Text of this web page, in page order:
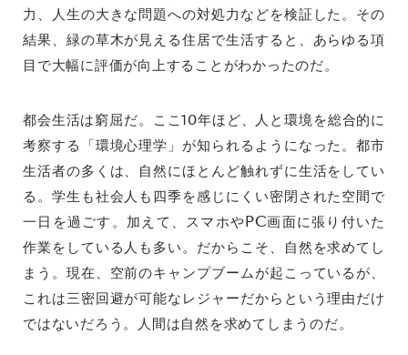
力、人生の大きな問題への対処力などを検証した。その
結果、緑の草木が見える住居で生活すると、あらゆる項
目で大幅に評価が向上することがわかったのだ。
都会生活は窮屈だ。ここ10年ほど、人と環境を総合的に
考察する「環境心理学」が知られるようになった。都市
生活者の多くは、自然にほとんど触れずに生活をしてい
る。学生も社会人も四季を感じにくい密閉された空間で
一日を過ごす。加えて、スマホやPC画面に張り付いた
作業をしている人も多い。だからこそ、自然を求めてし
まう。現在、空前のキャンプブームが起こっているが、
これは三密回避が可能なレジャーだからという理由だけ
ではないだろう。人間は自然を求めてしまうのだ。